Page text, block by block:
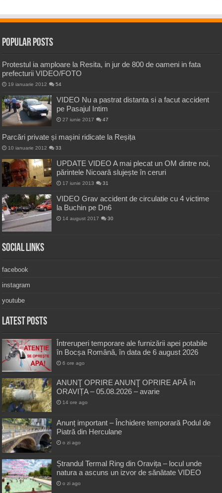
Popular Posts
Protestul ia amploare la Resita, in jur de 800 de oameni in fata
prefecturii VIDEO/FOTO
19 ianuarie 2012 54
VIDEO Nu a pastrat distanta si a facut accident
pe Pasajul Intim
27 iunie 2017 47
Parcări private și mașini ridicate la Reșița
10 ianuarie 2012 33
UPDATE VIDEO A mai plecat un OM dintre noi,
părintele Nicoară slujește în ceruri
17 iunie 2013 31
VIDEO Grav accident de circulatie cu 4 victime
la Buchin pe Dn6
14 august 2017 30
Social Links
facebook
instagram
youtube
Latest Posts
Întreruperi temporare ale furnizării apei potabile
în Bocșa Română, în data de 6 august 2026
6 ore ago
ANUNŢ OPRIRE ANUNŢ OPRIRE APĂ în
ORAVIȚA – 05.08.2026 – avarie
14 ore ago
Anunț important – Închidere temporară Podul de
Piatră din Herculane
o zi ago
Ștrandul Termal Ring din Oravița – locul unde
natura a ascuns un izvor de sănătate VIDEO
o zi ago